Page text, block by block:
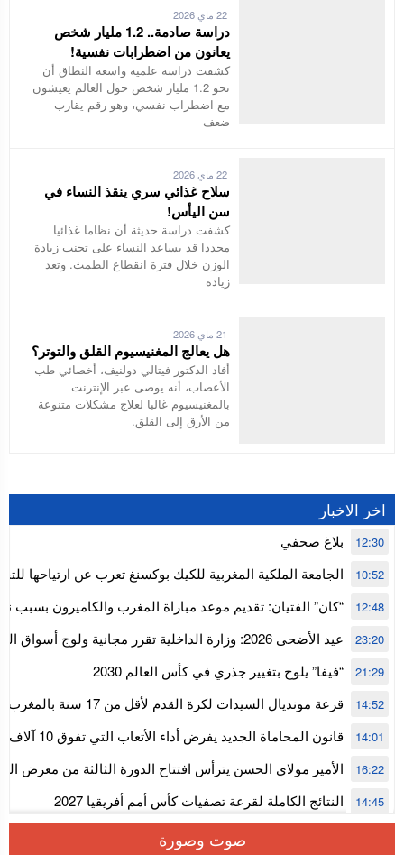
22 ماي 2026
دراسة صادمة.. 1.2 مليار شخص
يعانون من اضطرابات نفسية!
كشفت دراسة علمية واسعة النطاق أن
نحو 1.2 مليار شخص حول العالم يعيشون
مع اضطراب نفسي، وهو رقم يقارب
ضعف
22 ماي 2026
سلاح غذائي سري ينقذ النساء في
سن اليأس!
كشفت دراسة حديثة أن نظاما غذائيا
محددا قد يساعد النساء على تجنب زيادة
الوزن خلال فترة انقطاع الطمث. وتعد
زيادة
هل يعالج المغنيسيوم القلق والتوتر؟
أفاد الدكتور فيتالي دولنيف، أخصائي طب
الأعصاب، أنه يوصى عبر الإنترنت
بالمغنيسيوم غالبا لعلاج مشكلات متنوعة
من الأرق إلى القلق.
اخر الاخبار
بلاغ صحفي 12:30
الجامعة الملكية المغربية للكيك بوكسنغ تعرب عن ارتياحها
للمجلس الأعلى للحسابات
10:52
“كان” الفتيان: تقديم موعد مباراة المغرب والكاميرون بسبب
إفريقيا
12:48
عيد الأضحى 2026: وزارة الداخلية تقرر مجانية ولوج
استنفار” لتنظيمها
23:20
“فيفا” يلوح بتغيير جذري في كأس العالم 2030 21:29
قرعة مونديال السيدات لكرة
المستوى الأول
14:52
قانون المحاماة الجديد يفرض أداء الأتعاب التي تفوق 10 آلاف درهم بالشيك 14:01
الأمير مولاي الحسن يترأس افتتاح الدورة الثالثة من معرض
الألعاب الإلكترونية
16:22
النتائج الكاملة لقرعة تصفيات كأس أمم أفريقيا 2027 14:45
سلا.. توقيف ثلاثة مروجين وحجز أكثر من 4300 قرص مخدر وكوكايين وإكستازي
صوت وصورة